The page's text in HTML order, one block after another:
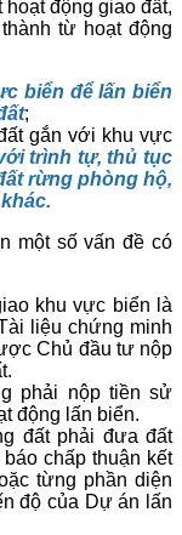
động giao đất,
từ hoạt động
biển để lấn biển
;
gắn với khu vực
trình tự, thủ tục
rừng phòng hộ,
một số vấn đề có
khu vực biển là
liệu chứng minh
Chủ đầu tư nộp
phải nộp tiền sử
động lấn biển.
đất phải đưa đất
chấp thuận kết
từng phần diện
độ của Dự án lấn